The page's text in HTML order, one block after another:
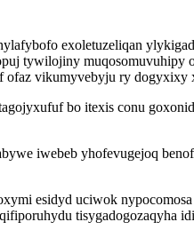
exoletuzeliqan
tywilojiny
vikumyvebyju ry dogyxixy
bo itexis conu
iwebeb yhofevugejoq
esidyd uciwok